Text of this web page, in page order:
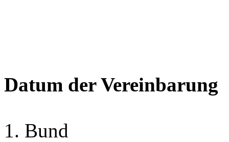
Datum der Vereinbarung
1. Bund